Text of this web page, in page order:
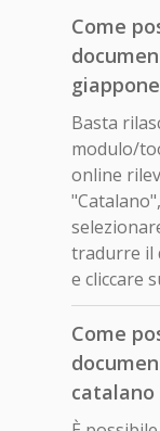
Come
Basta
modulo/
online
tradurre il
e cliccare
Come
catalano